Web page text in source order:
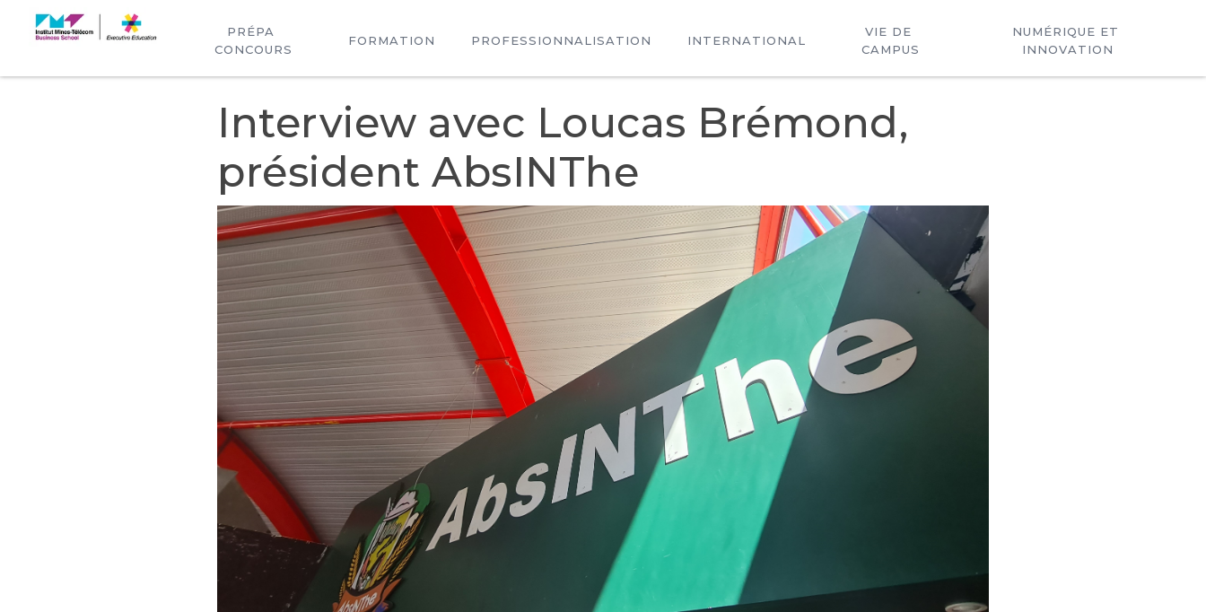
PRÉPA
CONCOURS
FORMATION PROFESSIONNALISATION INTERNATIONAL
VIE DE
CAMPUS
NUMÉRIQUE ET
INNOVATION
Interview avec Loucas Brémond,
président AbsINThe